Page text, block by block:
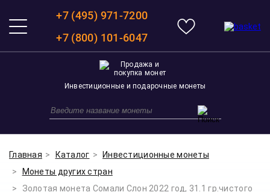
+7 (495) 971-7200
+7 (800) 101-6047
Инвестиционные и подарочные монеты
Главная Каталог
Инвестиционные монеты
Монеты других стран
Золотая монета Сомали Слон 2022 год, 31.1 гр.чистого